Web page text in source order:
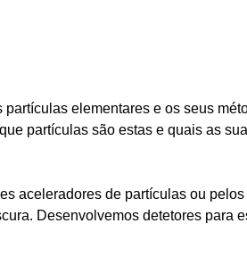
elementares e os seus
partículas são estas e quais as
aceleradores de partículas ou
Desenvolvemos detetores para